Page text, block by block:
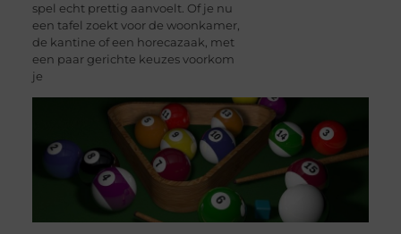
spel echt prettig aanvoelt. Of je nu
een tafel zoekt voor de woonkamer,
de kantine of een horecazaak, met
een paar gerichte keuzes voorkom
je